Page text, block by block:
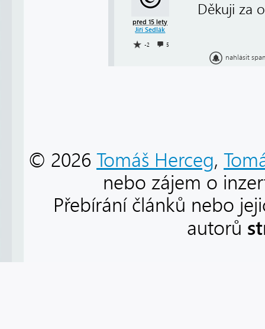
před 15 lety
Jiří Sedlák
-2 5
Děkuji za
nahlásit
© 2026 Tomáš Herceg,
nebo zájem o
Přebírání článků nebo
autorů